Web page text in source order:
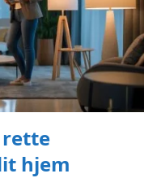
rette
hjem